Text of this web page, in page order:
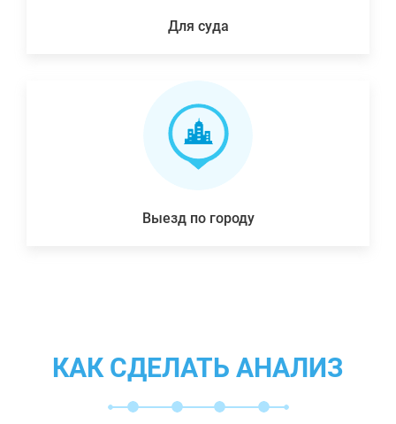
Для суда
Выезд по городу
КАК СДЕЛАТЬ АНАЛИЗ